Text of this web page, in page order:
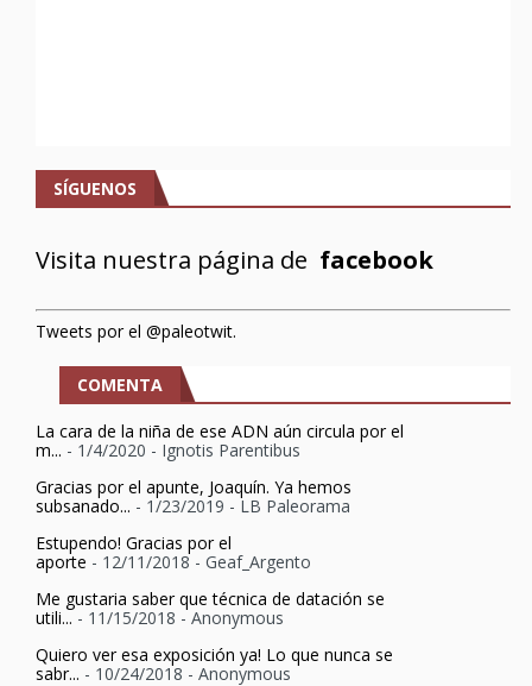
SÍGUENOS
Visita nuestra página de facebook
Tweets por el @paleotwit.
COMENTA
La cara de la niña de ese ADN aún circula por el
m... - 1/4/2020 - Ignotis Parentibus
Gracias por el apunte, Joaquín. Ya hemos
subsanado... - 1/23/2019 - LB Paleorama
Estupendo! Gracias por el
aporte - 12/11/2018 - Geaf_Argento
Me gustaria saber que técnica de datación se
utili...- 11/15/2018 - Anonymous
Quiero ver esa exposición ya! Lo que nunca se
sabr... - 10/24/2018 - Anonymous